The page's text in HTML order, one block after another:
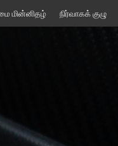
மின்னிதழ் நிர்வாகக் குழு